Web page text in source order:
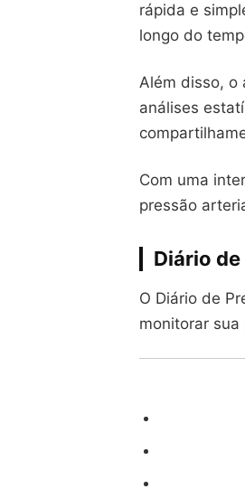
rápida e
longo do
Além disso, o
análises
Com uma
pressão
Diário
O Diário de
monitorar